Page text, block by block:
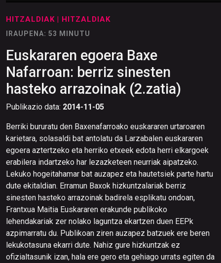
HITZALDIAK | HITZALDIAK
IRAUPENA: 53 MINUTU
Euskararen egoera Baxe
Nafarroan: berriz sinesten
hasteko arrazoinak (2.zatia)
Publikazio data: 2014-11-05
Berriki bururatu den Baxenafarroako euskararen urtaroaren
karietara, solasaldi bat antolatu da Larzabalen euskararen
egoera aztertzeko eta herriko etxeek edota herri elkargoek
erabilera indartzeko har lezazketeen neurriak aipatzeko.
Lekuko hogeitahamar bat auzapez eta hautetsiek parte hartu
dute ekitaldian. Erramun Baxok hizkuntzalariak berriz
sinesten hasteko arrazoinak badirela esplikatu ondoan,
Frantxua Maitia Euskararen erakunde publikoko
lehendakariak zer nolako laguntza ekartzen duen EEPk
azpimarratu du. Publikoan ziren auzapez batzuek ere beren
lekukotasuna ekarri dute. Nahiz gure hizkuntzak ez
ofizialtasunik izan, hala ere gero eta gehiago urrats egiten da